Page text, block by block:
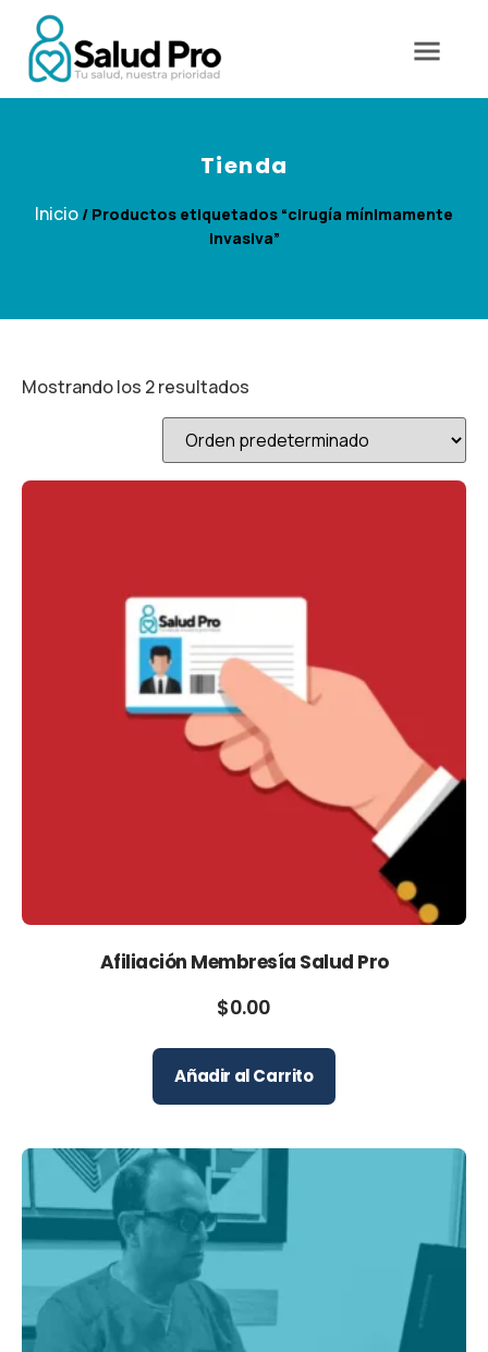
Tienda
Inicio / Productos etiquetados “cirugía mínimamente
invasiva”
Mostrando los 2 resultados
Afiliación Membresía Salud Pro
$0.00
Añadir al Carrito